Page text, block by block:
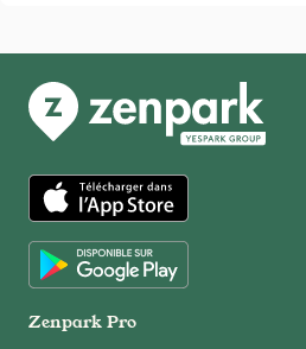
App Store
Zenpark Pro